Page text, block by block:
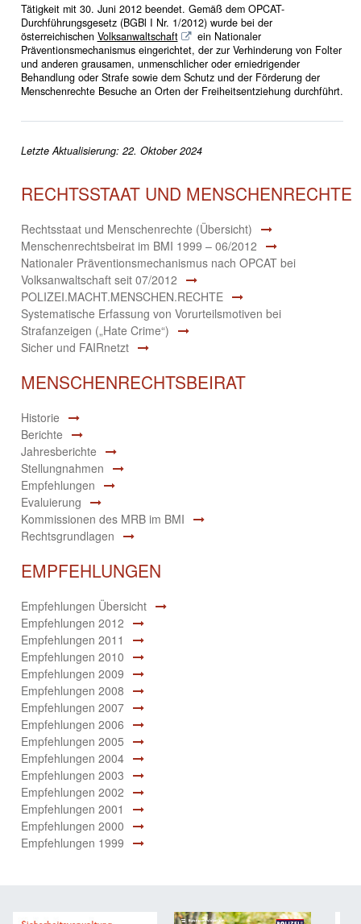
Tätigkeit mit 30. Juni 2012 beendet. Gemäß dem OPCAT-
Durchführungsgesetz (BGBl I Nr. 1/2012) wurde bei der
österreichischen Volksanwaltschaft
ein Nationaler
Präventionsmechanismus eingerichtet, der zur Verhinderung von Folter
und anderen grausamen, unmenschlicher oder erniedrigender
Behandlung oder Strafe sowie dem Schutz und der Förderung der
Menschenrechte Besuche an Orten der Freiheitsentziehung durchführt.
Letzte Aktualisierung: 22. Oktober 2024
RECHTSSTAAT UND MENSCHENRECHTE
Rechtsstaat und Menschenrechte (Übersicht)
Menschenrechtsbeirat im BMI 1999 – 06/2012
Nationaler Präventionsmechanismus nach OPCAT bei
Volksanwaltschaft seit 07/2012
POLIZEI.MACHT.MENSCHEN.RECHTE
Systematische Erfassung von Vorurteilsmotiven bei
Strafanzeigen („Hate Crime“)
Sicher und FAIRnetzt
MENSCHENRECHTSBEIRAT
Historie
Berichte
Jahresberichte
Stellungnahmen
Empfehlungen
Evaluierung
Kommissionen des MRB im BMI
Rechtsgrundlagen
EMPFEHLUNGEN
Empfehlungen Übersicht
Empfehlungen 2012
Empfehlungen 2011
Empfehlungen 2010
Empfehlungen 2009
Empfehlungen 2008
Empfehlungen 2007
Empfehlungen 2006
Empfehlungen 2005
Empfehlungen 2004
Empfehlungen 2003
Empfehlungen 2002
Empfehlungen 2001
Empfehlungen 2000
Empfehlungen 1999